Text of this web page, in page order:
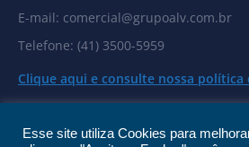
E-mail: comercial@grupoalv.com.br
Telefone: (41) 3500-5959
Clique aqui e consulte nossa política
Esse site utiliza Cookies para